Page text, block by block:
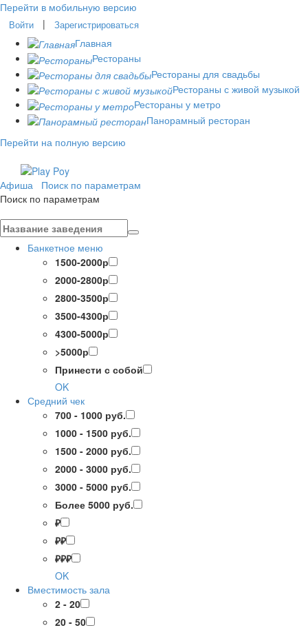
Перейти в мобильную версию
Войти | Зарегистрироваться
Главная
Рестораны
Рестораны для свадьбы
Рестораны с живой музыкой
Рестораны у метро
Панорамный ресторан
Перейти на полную версию
Афиша
Поиск по параметрам
Поиск по параметрам
Банкетное меню
1500-2000р
2000-2800р
2800-3500р
3500-4300р
4300-5000р
>5000р
Принести с собой
OK
Средний чек
700 - 1000 руб.
1000 - 1500 руб.
1500 - 2000 руб.
2000 - 3000 руб.
3000 - 5000 руб.
Более 5000 руб.
₽
₽₽
₽₽₽
OK
Вместимость зала
2 - 20
20 - 50